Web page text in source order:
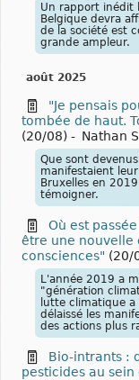
Un rapport inédit
Belgique devra
de la société est
grande ampleur.
août 2025
"Je pensais
tombée de haut.
(20/08) - Nathan
Que sont
manifestaient
Bruxelles en
témoigner.
Où est
être une nouvelle
consciences" (20/
L'année 2019 a
"génération
lutte climatique
délaissé les
des actions plus
Bio-intrants :
pesticides au